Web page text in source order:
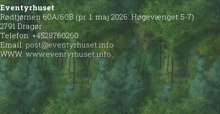
Eventyrhuset
Rødtjørnen 60A/60B (pr. 1. maj 2026: Høgevænget 5-7)
2791 Dragør
Telefon: +4528760260
Email:post@eventyrhuset.info
WWW:www.eventyrhuset.info